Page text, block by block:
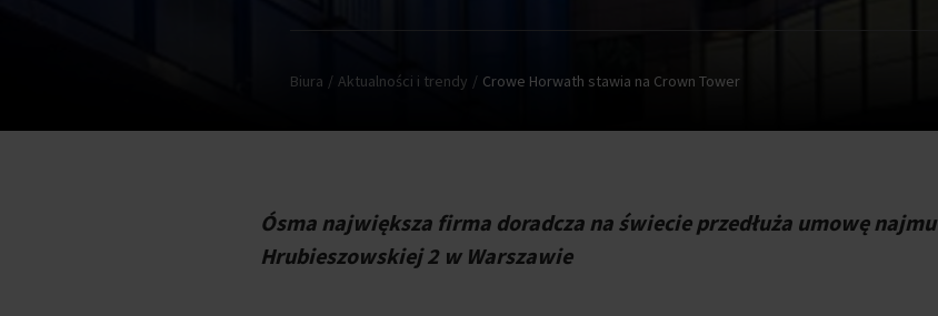
Biura Aktualności i trendy Crowe Horwath stawia na Crown Tower
Ósma największa firma doradcza na świecie przedłuża umowę
Hrubieszowskiej 2 w Warszawie